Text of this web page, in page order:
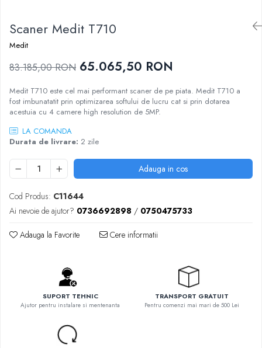
Disc PMMA Eldy Plus
hs-opaque
Soclatoare
Steamere
Scaner Medit T710
Medit
83.185,00 RON 65.065,50 RON
Medit T710 este cel mai performant scaner de pe piata. Medit T710 a
fost imbunatatit prin optimizarea softului de lucru cat si prin dotarea
acestuia cu 4 camere high resolution de 5MP.
LA COMANDA
Durata de livrare: 2 zile
Adauga in cos
Cod Produs: C11644
Ai nevoie de ajutor? 0736692898 / 0750475733
Adauga la Favorite Cere informatii
SUPORT TEHNIC
Ajutor pentru instalare si mentenanta
TRANSPORT GRATUIT
Pentru comenzi mai mari de 500 Lei